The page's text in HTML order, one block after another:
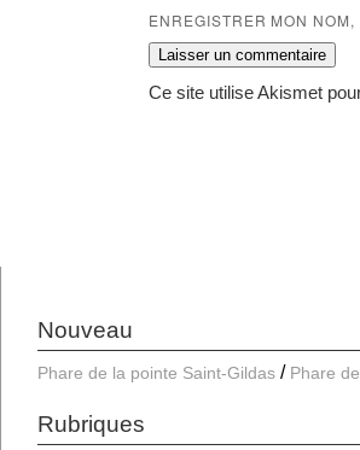
ENREGISTRER MON
Ce site utilise Akismet
Nouveau
Phare de la pointe Saint-Gildas Phare
Rubriques